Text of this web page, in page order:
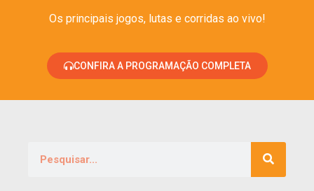
Os principais jogos, lutas e corridas ao vivo!
CONFIRA A PROGRAMAÇÃO COMPLETA